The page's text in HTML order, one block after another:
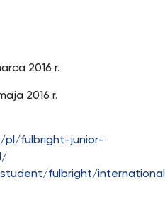
2016 r.
2016 r.
pl/fulbright-junior-
fulbright/